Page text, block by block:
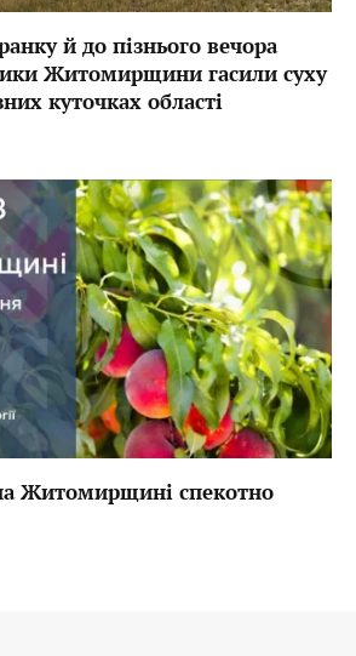
й до пізнього вечора
Житомирщини гасили суху
куточках області
Житомирщині спекотно